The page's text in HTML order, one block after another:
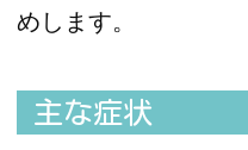
めします。
主な症状